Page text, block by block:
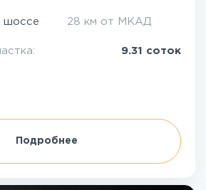
шоссе 28 км от МКАД
9.31 соток
Подробнее